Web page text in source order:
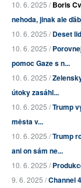
10. 6. 2025 /Boris
nehoda, jinak ale
10. 6. 2025 /Deset
10. 6. 2025 /
pomoc Gaze s n...
10. 6. 2025 /
útoky zasáhl...
10. 6. 2025 /Trump
města v...
10. 6. 2025 /Trump
ani on sám ne...
10. 6. 2025 /
9. 6. 2025 /Channel